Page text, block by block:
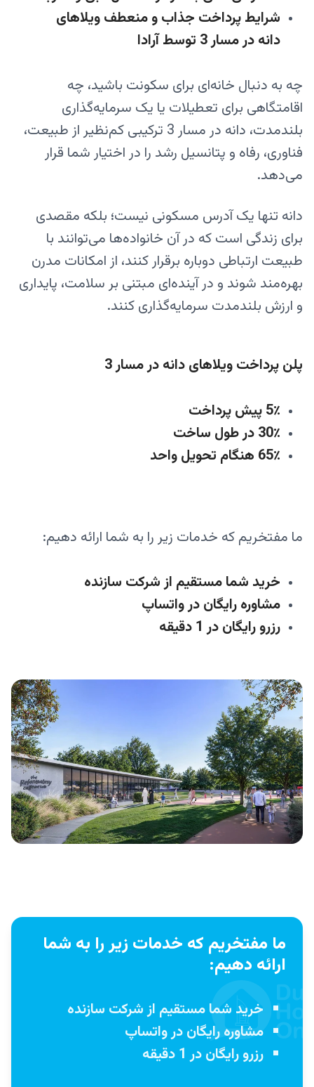
شرایط پرداخت جذاب و منعطف ویلاهای
دانه در مسار 3 توسط آرا‌دا
چه به دنبال خانه‌ای برای سکونت باشید، چه
اقامتگاهی برای تعطیلات یا یک سرمایه‌گذاری
بلندمدت، دانه در مسار 3 ترکیبی کم‌نظیر از طبیعت،
فناوری، رفاه و پتانسیل رشد را در اختیار شما قرار
می‌دهد.
دانه تنها یک آدرس مسکونی نیست؛ بلکه مقصدی
برای زندگی است که در آن خانواده‌ها می‌توانند با
طبیعت ارتباطی دوباره برقرار کنند، از امکانات مدرن
بهره‌مند شوند و در آینده‌ای مبتنی بر سلامت، پایداری
و ارزش بلندمدت سرمایه‌گذاری کنند.
پلن پرداختویلاهای دانه در مسار 3
5٪ پیش پرداخت
30٪ در طول ساخت
65٪ هنگام تحویل واحد
ما مفتخریم که خدمات زیر را به شما ارائه دهیم:
خرید شما مستقیم از شرکت سازنده
مشاوره رایگان در واتساپ
رزرو رایگان در 1 دقیقه
ما مفتخریم که خدمات زیر را به شما
ارائه دهیم:
خرید شما مستقیم از شرکت سازنده
مشاوره رایگان در واتساپ
رزرو رایگان در 1 دقیقه